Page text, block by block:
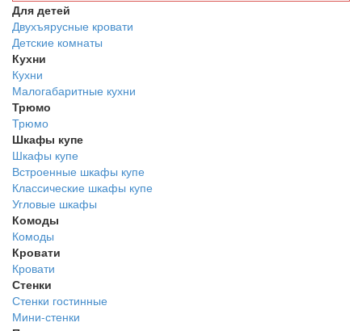
Для детей
Двухъярусные кровати
Детские комнаты
Кухни
Кухни
Малогабаритные кухни
Трюмо
Трюмо
Шкафы купе
Шкафы купе
Встроенные шкафы купе
Классические шкафы купе
Угловые шкафы
Комоды
Комоды
Кровати
Кровати
Стенки
Стенки гостинные
Мини-стенки